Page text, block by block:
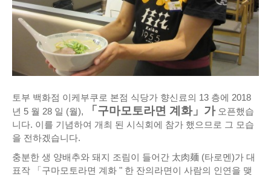
토부 백화점 이케부쿠로 본점 식당가 향신료의 13 층에 2018
년 5 월 28 일 (월),
「구마모토라면 계화」가오픈했습
니다. 이를 기념하여 개최 된 시식회에 참가 했으므로 그 모습
을 전하겠습니다.
충분한 생 양배추와 돼지 조림이 들어간 太肉麺 (타로멘)가 대
표작 「구마모토라면 계화 " 한 잔의라면이 사람의 인연을 맺